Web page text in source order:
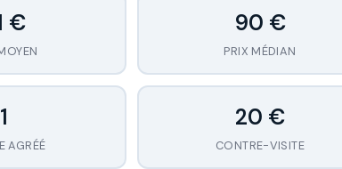
€ 90 €
PRIX MÉDIAN
1
AGRÉÉ
20 €
CONTRE-VISITE